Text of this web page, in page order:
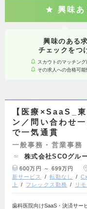
興味あ
興味のある
チェックをつ
スカウトのマッチン
その求人への合格可
【医療×SaaS_
ン／問い合わせ
で一気通貫
一般事務・営業事務
株式会社SCOグル
600万円 ～ 699万円
新サービス
転勤なし
上
フレックス勤務 リ
歯科医院向けSaaS・決済サー